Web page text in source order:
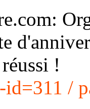
!
/